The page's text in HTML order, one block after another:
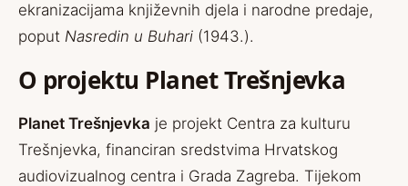
ekranizacijama književnih djela i narodne predaje,
poput Nasredin u Buhari (1943.).
O projektu Planet Trešnjevka
Planet Trešnjevka je projekt Centra za kulturu
Trešnjevka, financiran sredstvima Hrvatskog
audiovizualnog centra i Grada Zagreba. Tijekom